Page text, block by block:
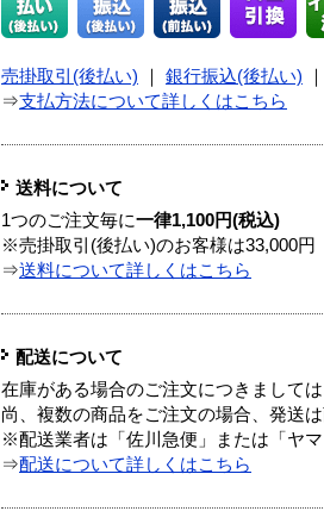
売掛取引(後払い) 銀行振込(後払い)
⇒支払方法について詳しくはこちら
送料について
1つのご注文毎に一律1,100円(税込)
※売掛取引(後払い)のお客様は33,000円
⇒送料について詳しくはこちら
配送について
在庫がある場合のご注文につきまして
尚、複数の商品をご注文の場合、発送
※配送業者は「佐川急便」または「ヤ
⇒配送について詳しくはこちら